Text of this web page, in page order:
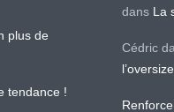
plus de
tendance !
dans La
Cédric